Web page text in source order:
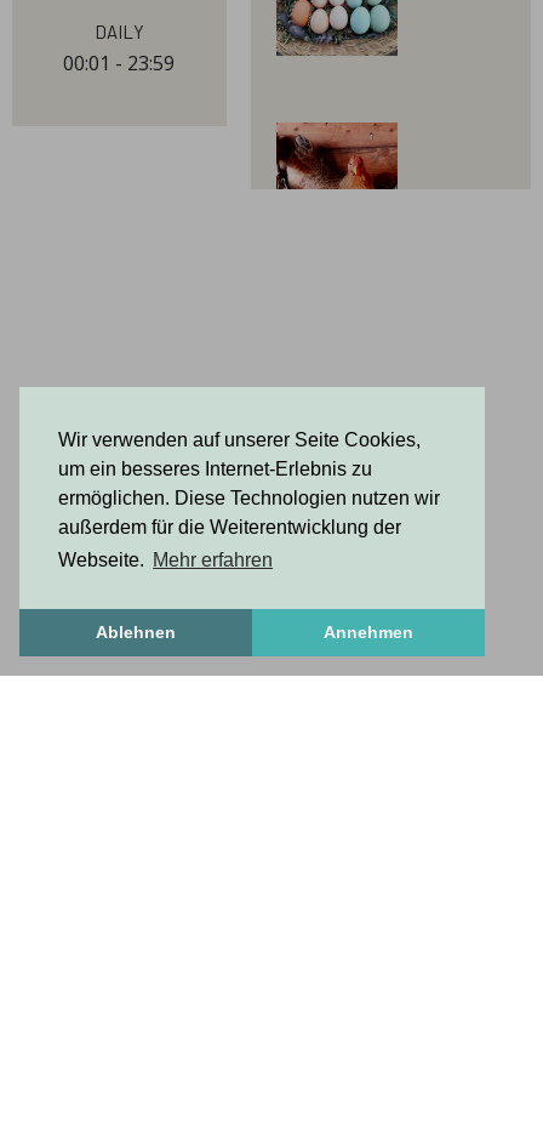
Wir verwenden auf unserer Seite Cookies,
um ein besseres Internet-Erlebnis zu
ermöglichen. Diese Technologien nutzen wir
außerdem für die Weiterentwicklung der
Webseite. Mehr erfahren
Ablehnen Annehmen
Daily
00:01 - 23:59